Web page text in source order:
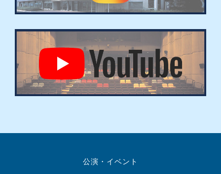
公演・イベント